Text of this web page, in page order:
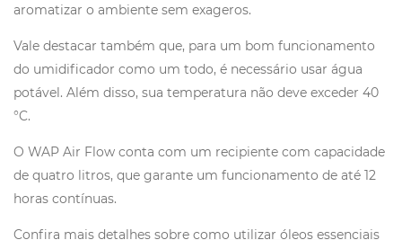
aromatizar o ambiente sem exageros.
Vale destacar também que, para um bom funcionamento
do umidificador como um todo, é necessário usar água
potável. Além disso, sua temperatura não deve exceder 40
°C.
O WAP Air Flow conta com um recipiente com capacidade
de quatro litros, que garante um funcionamento de até 12
horas contínuas.
Confira mais detalhes sobre como utilizar óleos essenciais